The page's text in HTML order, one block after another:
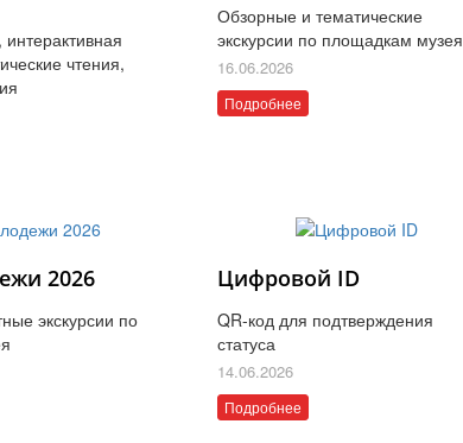
чтения,
Обзорные и тематические
экскурсии по площадкам музея
16.06.2026
Подробнее
2026
экскурсии по
Цифровой ID
QR-код для подтверждения
статуса
14.06.2026
Подробнее